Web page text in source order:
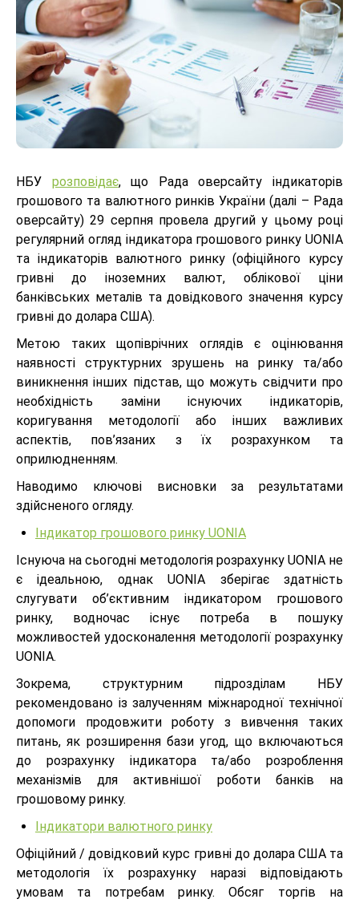
НБУ розповідає, що Рада оверсайту індикаторів
грошового та валютного ринків України (далі – Рада
оверсайту) 29 серпня провела другий у цьому році
регулярний огляд індикатора грошового ринку UONIA
та індикаторів валютного ринку (офіційного курсу
гривні до іноземних валют, облікової ціни
банківських металів та довідкового значення курсу
гривні до долара США).
Метою таких щопіврічних оглядів є оцінювання
наявності структурних зрушень на ринку та/або
виникнення інших підстав, що можуть свідчити про
необхідність заміни існуючих індикаторів,
коригування методології або інших важливих
аспектів, пов’язаних з їх розрахунком та
оприлюдненням.
Наводимо ключові висновки за результатами
здійсненого огляду.
Індикатор грошового ринку UONIA
Існуюча на сьогодні методологія розрахунку UONIA не
є ідеальною, однак UONIA зберігає здатність
слугувати об’єктивним індикатором грошового
ринку, водночас існує потреба в пошуку
можливостей удосконалення методології розрахунку
UONIA.
Зокрема, структурним підрозділам НБУ
рекомендовано із залученням міжнародної технічної
допомоги продовжити роботу з вивчення таких
питань, як розширення бази угод, що включаються
до розрахунку індикатора та/або розроблення
механізмів для активнішої роботи банків на
грошовому ринку.
Індикатори валютного ринку
Офіційний / довідковий курс гривні до долара США та
методологія їх розрахунку наразі відповідають
умовам та потребам ринку. Обсяг торгів на